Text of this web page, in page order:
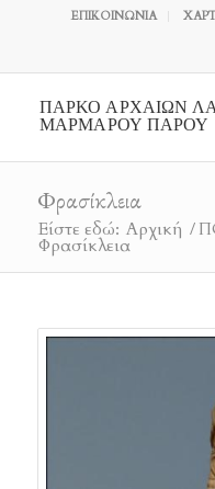
ΕΠΙΚΟΙΝΩΝΙΑ
ΠΑΡΚΟ ΑΡΧΑΙΩΝ
ΜΑΡΜΑΡΟΥ ΠΑΡΟΥ
Φρασίκλεια
Είστε εδώ: Αρχική /
Φρασίκλεια